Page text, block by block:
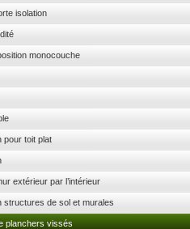
forte isolation
monocouche
pour toit plat
mur extérieur par l’intérieur
structures de sol et murales
planchers vissés